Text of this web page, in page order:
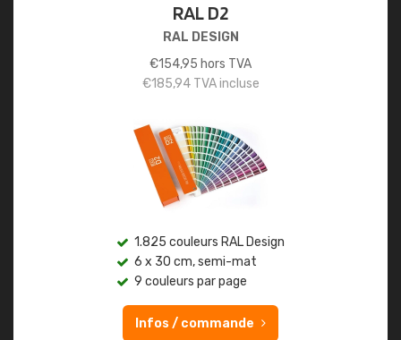
RAL D2
RAL DESIGN
€154,95 hors TVA
€185,94TVA incluse
1.825 couleurs RAL Design
6 x 30 cm, semi-mat
9 couleurs par page
Infos / commande